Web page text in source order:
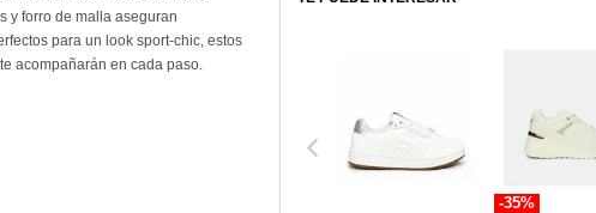
y forro de malla aseguran
para un look sport-chic, estos
acompañarán en cada paso.
-35%